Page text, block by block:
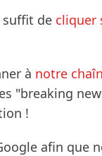
suffit de cliquer
à notre
"breaking
!
afin que